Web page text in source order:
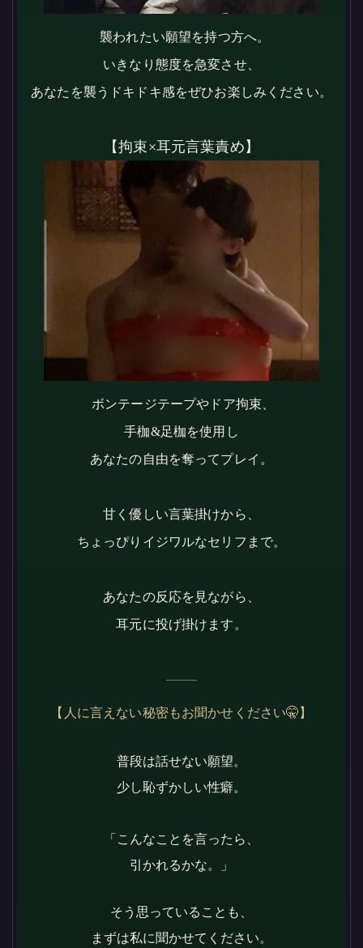
襲われたい願望を持つ方へ。
いきなり態度を急変させ、
あなたを襲うドキドキ感をぜひお楽しみください。
【拘束×耳元言葉責め】
ボンテージテープやドア拘束、
手枷&足枷を使用し
あなたの自由を奪ってプレイ。
甘く優しい言葉掛けから、
ちょっぴりイジワルなセリフまで。
あなたの反応を見ながら、
耳元に投げ掛けます。
【人に言えない秘密もお聞かせください🤫】
普段は話せない願望。
少し恥ずかしい性癖。
「こんなことを言ったら、
引かれるかな。」
そう思っていることも、
まずは私に聞かせてください。